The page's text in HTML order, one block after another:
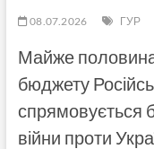
08.07.2026 ГУР
Майже
бюджету
спрямовується
війни проти